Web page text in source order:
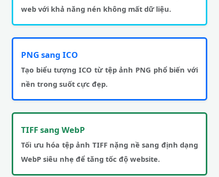
web với khả năng nén không mất dữ liệu.
PNG sang ICO
Tạo biểu tượng ICO từ tệp ảnh PNG phổ biến với
nền trong suốt cực đẹp.
TIFF sang WebP
Tối ưu hóa tệp ảnh TIFF nặng nề sang định dạng
WebP siêu nhẹ để tăng tốc độ website.